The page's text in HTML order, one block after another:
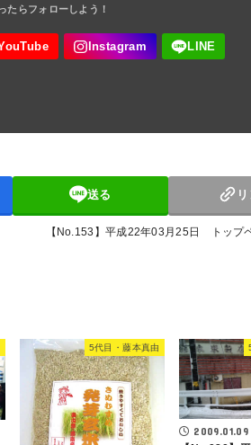
送る
【No.153】平成22年03月25日 トップ
5代目・藤本真由
2009.01.09